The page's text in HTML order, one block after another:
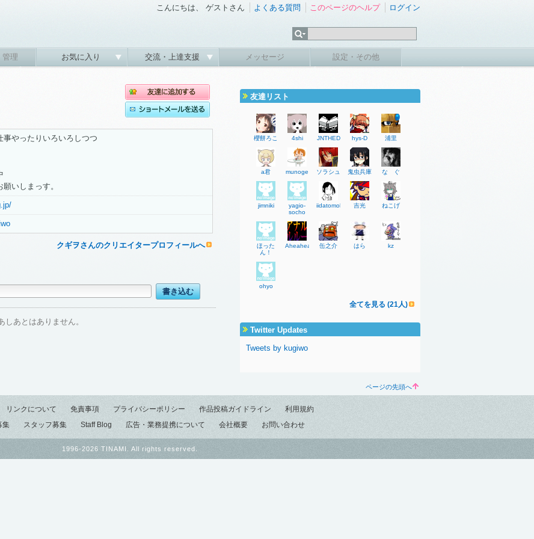
こんにちは、 ゲストさん よくある質問 このページのヘルプ ログイン
管理 お気に入り 交流・上達支援 メッセージ 設定・その他
事やったりいろいろしつつ
いしまっす。
クギヲさんのクリエイタープロフィールへ
しあとはありません。
友達リスト
櫻餅ろこ 4shi JNTHED hys-D 浦里
a君 munoge ソラシュ 鬼虫兵庫 な ぐ
jimniki
yagio-
socho
iidatomoki 吉光 ねこげ
ほった
ん！
Aheahead 缶之介 はら kz
ohyo
全てを見る (21人)
Twitter Updates
Tweets by kugiwo
ページの先頭へ
リンクについて 免責事項 プライバシーポリシー 作品投稿ガイドライン
利用規約
集 スタッフ募集 Staff Blog 広告・業務提携について 会社概要 お問い合わせ
1996-2026 TINAMI. All rights reserved.